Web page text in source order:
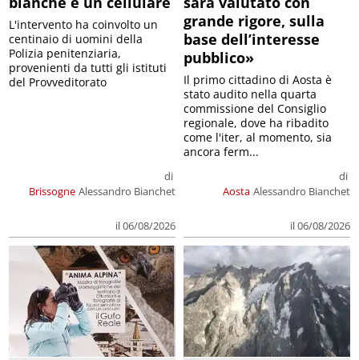
Brissogne
di
Alessandro Bianchet
il 06/08/2026
L'intervento ha coinvolto un
centinaio di uomini della
Polizia penitenziaria,
provenienti da tutti gli istituti
del Provveditorato
grande rigore, sulla
base dell’interesse
pubblico»
Aosta
di
Alessandro Bianchet
il 06/08/2026
Il primo cittadino di Aosta è
stato audito nella quarta
commissione del Consiglio
regionale, dove ha ribadito
come l'iter, al momento, sia
ancora ferm...